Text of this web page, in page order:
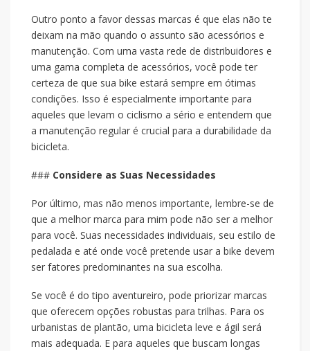
Outro ponto a favor dessas marcas é que elas não te
deixam na mão quando o assunto são acessórios e
manutenção. Com uma vasta rede de distribuidores e
uma gama completa de acessórios, você pode ter
certeza de que sua bike estará sempre em ótimas
condições. Isso é especialmente importante para
aqueles que levam o ciclismo a sério e entendem que
a manutenção regular é crucial para a durabilidade da
bicicleta.
### Considere as Suas Necessidades
Por último, mas não menos importante, lembre-se de
que a melhor marca para mim pode não ser a melhor
para você. Suas necessidades individuais, seu estilo de
pedalada e até onde você pretende usar a bike devem
ser fatores predominantes na sua escolha.
Se você é do tipo aventureiro, pode priorizar marcas
que oferecem opções robustas para trilhas. Para os
urbanistas de plantão, uma bicicleta leve e ágil será
mais adequada. E para aqueles que buscam longas